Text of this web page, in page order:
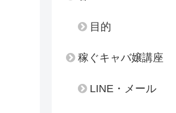
目的
稼ぐキャバ嬢講座
LINE・メール